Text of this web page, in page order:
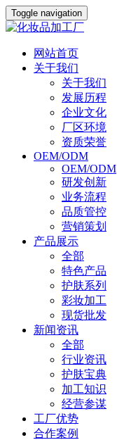
Toggle navigation
网站首页
关于我们
关于我们
发展历程
企业文化
厂区环境
资质荣誉
OEM/ODM
OEM/ODM
研发创新
业务流程
品质管控
营销策划
产品展示
全部
特色产品
护肤系列
彩妆加工
现货批发
新闻资讯
全部
行业资讯
护肤宝典
加工知识
经营参谋
工厂优势
合作案例